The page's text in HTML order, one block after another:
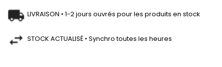
LIVRAISON • 1-2 jours ouvrés pour les produits en stock
STOCK ACTUALISÉ • Synchro toutes les heures